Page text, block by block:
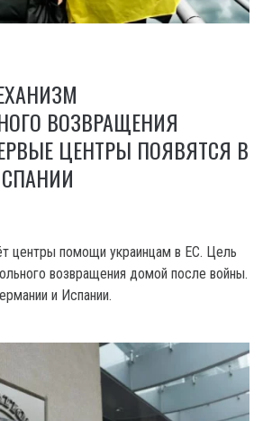
ВОЗВРАЩЕНИЯ
ЦЕНТРЫ ПОЯВЯТСЯ В
центры помощи украинцам в ЕС. Цель
возвращения домой после войны.
и Испании.